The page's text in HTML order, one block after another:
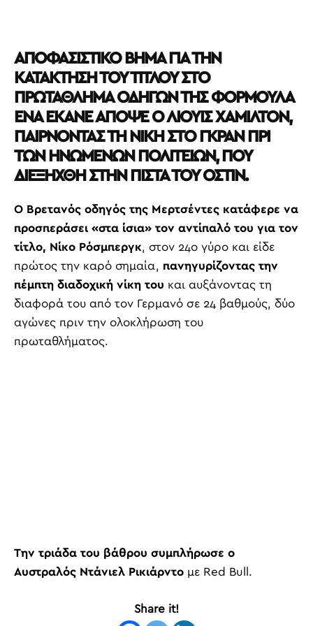
ΑΠΟΦΑΣΙΣΤΙΚΟ ΒΗΜΑ ΓΙΑ ΤΗΝ
ΚΑΤΑΚΤΗΣΗ ΤΟΥ ΤΙΤΛΟΥ ΣΤΟ
ΠΡΩΤΑΘΛΗΜΑ ΟΔΗΓΩΝ ΤΗΣ ΦΟΡΜΟΥΛΑ
ΕΝΑ ΕΚΑΝΕ ΑΠΟΨΕ Ο ΛΙΟΥΙΣ ΧΑΜΙΛΤΟΝ,
ΠΑΙΡΝΟΝΤΑΣ ΤΗ ΝΙΚΗ ΣΤΟ ΓΚΡΑΝ ΠΡΙ
ΤΩΝ ΗΝΩΜΕΝΩΝ ΠΟΛΙΤΕΙΩΝ, ΠΟΥ
ΔΙΕΞΗΧΘΗ ΣΤΗΝ ΠΙΣΤΑ ΤΟΥ ΟΣΤΙΝ.
Ο Βρετανός οδηγός της Μερτσέντες κατάφερε να
προσπεράσει «στα ίσια» τον αντίπαλό του για τον
τίτλο, Νίκο Ρόσμπεργκ, στον 24ο γύρο και είδε
πρώτος την καρό σημαία, πανηγυρίζοντας την
πέμπτη διαδοχική νίκη του και αυξάνοντας τη
διαφορά του από τον Γερμανό σε 24 βαθμούς, δύο
αγώνες πριν την ολοκλήρωση του
πρωταθλήματος.
Την τριάδα του βάθρου συμπλήρωσε ο
Αυστραλός Ντάνιελ Ρικιάρντο με Red Bull.
Share it!